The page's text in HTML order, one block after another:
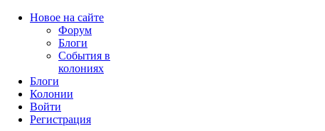
Новое на сайте
Форум
Блоги
События в
колониях
Блоги
Колонии
Войти
Peгиcтpaция